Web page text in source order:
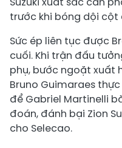
trước khi bóng dội cột
Sức ép liên tục được
cuối. Khi trận đấu
phụ, bước ngoặt xuất
Bruno Guimaraes
để Gabriel Martinelli
đoán, đánh bại Zion
cho Selecao.